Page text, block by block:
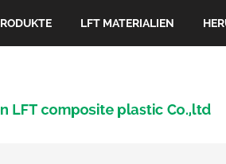
LFT MATERIALIEN